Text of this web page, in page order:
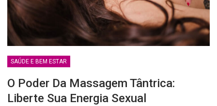
SAÚDE E BEM ESTAR
O Poder Da Massagem Tântrica:
Liberte Sua Energia Sexual